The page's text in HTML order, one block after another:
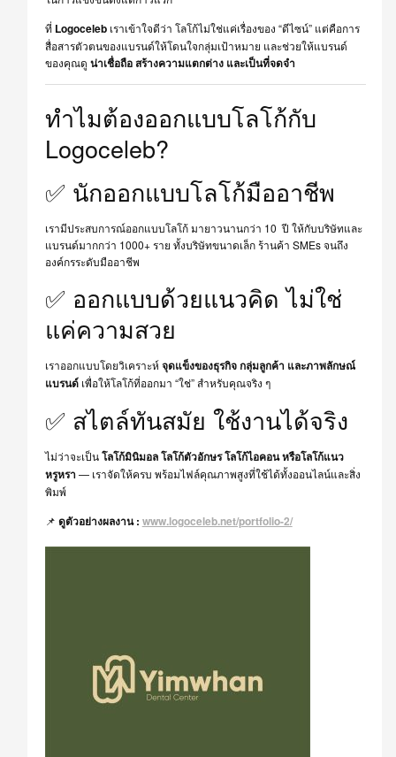
ที่ Logocelebเราเข้าใจดีว่า โลโก้ไม่ใช่แค่เรื่องของ “ดีไซน์” แต่คือการ
สื่อสารตัวตนของแบรนด์ให้โดนใจกลุ่มเป้าหมาย และช่วยให้แบรนด์
ของคุณดู น่าเชื่อถือ สร้างความแตกต่าง และเป็นที่จดจำ
ทำไมต้องออกแบบโลโก้กับ
Logoceleb?
✅ นักออกแบบโลโก้มืออาชีพ
เรามีประสบการณ์ออกแบบโลโก้ มายาวนานกว่า 10 ปี ให้กับบริษัทและ
แบรนด์มากกว่า 1000+ ราย ทั้งบริษัทขนาดเล็ก ร้านค้า SMEs จนถึง
องค์กรระดับมืออาชีพ
✅ ออกแบบด้วยแนวคิด ไม่ใช่
แค่ความสวย
เราออกแบบโดยวิเคราะห์จุดแข็งของธุรกิจ กลุ่มลูกค้า และภาพลักษณ์
แบรนด์เพื่อให้โลโก้ที่ออกมา “ใช่” สำหรับคุณจริง ๆ
✅ สไตล์ทันสมัย ใช้งานได้จริง
ไม่ว่าจะเป็นโลโก้มินิมอล โลโก้ตัวอักษร โลโก้ไอคอน หรือโลโก้แนว
หรูหรา — เราจัดให้ครบ พร้อมไฟล์คุณภาพสูงที่ใช้ได้ทั้งออนไลน์และสิ่ง
พิมพ์
📌 ดูตัวอย่างผลงาน : www.logoceleb.net/portfolio-2/